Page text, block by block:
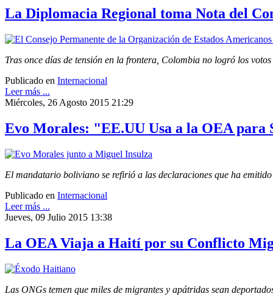
La Diplomacia Regional toma Nota del
Tras once días de tensión en la frontera, Colombia no logró los
Publicado en Internacional
Leer más ...
Miércoles, 26 Agosto 2015 21:29
Evo Morales: "EE.UU Usa a la OEA para
El mandatario boliviano se refirió a las declaraciones que ha
Publicado en Internacional
Leer más ...
Jueves, 09 Julio 2015 13:38
La OEA Viaja a Haití por su Conflicto
Las ONGs temen que miles de migrantes y apátridas sean